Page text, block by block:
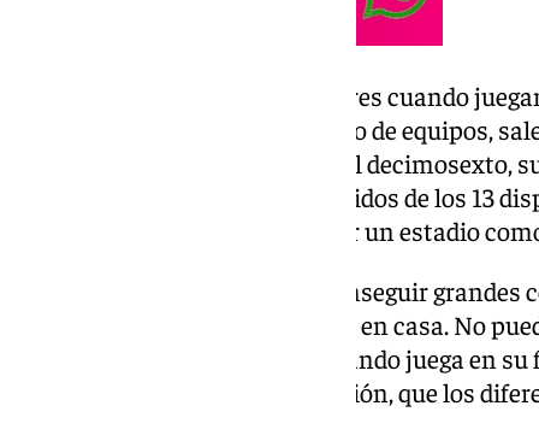
Aunque sus números son mejores cuando
clasificación general con el resto de equipos,
sexto mejor equipo, pasa a ser el
ha conseguido ganar cinco partidos de los 13
pobres para lo que supone tener un estadio
Si de verdad el equipo quiere conseguir
hacer el Sevilla FC es afianzarse en casa. No
tenga números de descenso cuando juega en
aprovechar el empuje de su afición, que los